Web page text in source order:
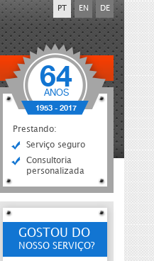
PT EN DE
64
ANOS
1953 - 2017
Prestando:
Serviço seguro
Consultoria
personalizada
GOSTOU DO
NOSSO SERVIÇO?